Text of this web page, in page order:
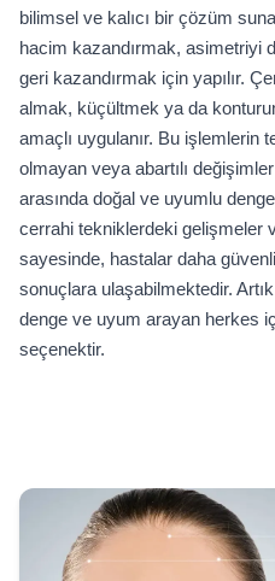
bilimsel ve kalıcı bir çözüm
hacim kazandırmak, asimetriyi
geri kazandırmak için yapılır.
almak, küçültmek ya da
amaçlı uygulanır. Bu işlemlerin
olmayan veya abartılı
arasında doğal ve uyumlu
cerrahi tekniklerdeki gelişmeler
sayesinde, hastalar daha
sonuçlara ulaşabilmektedir.
denge ve uyum arayan herkes
seçenektir.